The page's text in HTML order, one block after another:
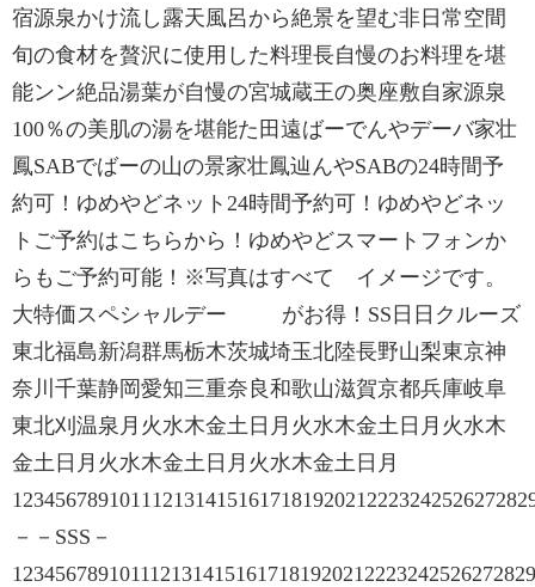
宿源泉かけ流し露天風呂から絶景を望む非日常空間
旬の食材を贅沢に使用した料理長自慢のお料理を堪
能ンン絶品湯葉が自慢の宮城蔵王の奥座敷自家源泉
100％の美肌の湯を堪能た田遠ばーでんやデーバ家壮
鳳SABでばーの山の景家壮鳳辿んやSABの24時間予
約可！ゆめやどネット24時間予約可！ゆめやどネッ
トご予約はこちらから！ゆめやどスマートフォンか
らもご予約可能！※写真はすべて イメージです。
大特価スペシャルデー がお得！SS日日クルーズ
東北福島新潟群馬栃木茨城埼玉北陸長野山梨東京神
奈川千葉静岡愛知三重奈良和歌山滋賀京都兵庫岐阜
東北刈温泉月火水木金土日月火水木金土日月火水木
金土日月火水木金土日月火水木金土日月
－－SSS－